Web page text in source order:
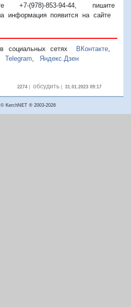
+7-(978)-853-94-44, пишите
появится на сайте
социальных сетях ВКонтакте,
Telegram Яндекс.Дзен
2274| обсудить| 31.01.2023 09:17
KerchNET ® 2003-2026